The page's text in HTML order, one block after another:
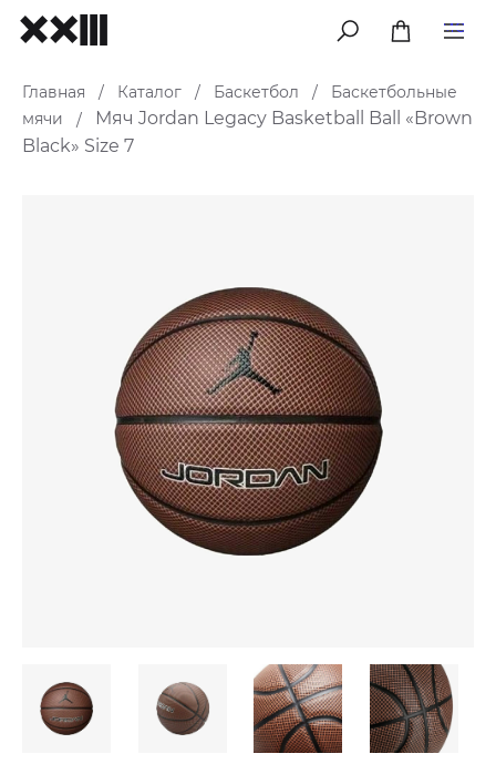
меню
Главная / Каталог / Баскетбол /
Баскетбольные
мячи
/
Мяч Jordan Legacy Basketball Ball «Brown
Black» Size 7